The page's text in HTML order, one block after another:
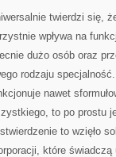
twierdzi się,
wpływa na
dużo osób oraz
rodzaju
nawet
to po prostu
to wzięło
które